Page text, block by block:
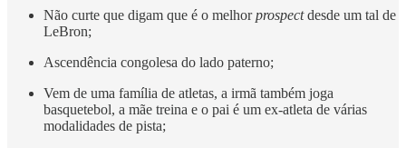
Não curte que digam que é o melhorprospectdesde um tal de
LeBron;
Ascendência congolesa do lado paterno;
Vem de uma família de atletas, a irmã também joga
basquetebol, a mãe treina e o pai é um ex-atleta de várias
modalidades de pista;